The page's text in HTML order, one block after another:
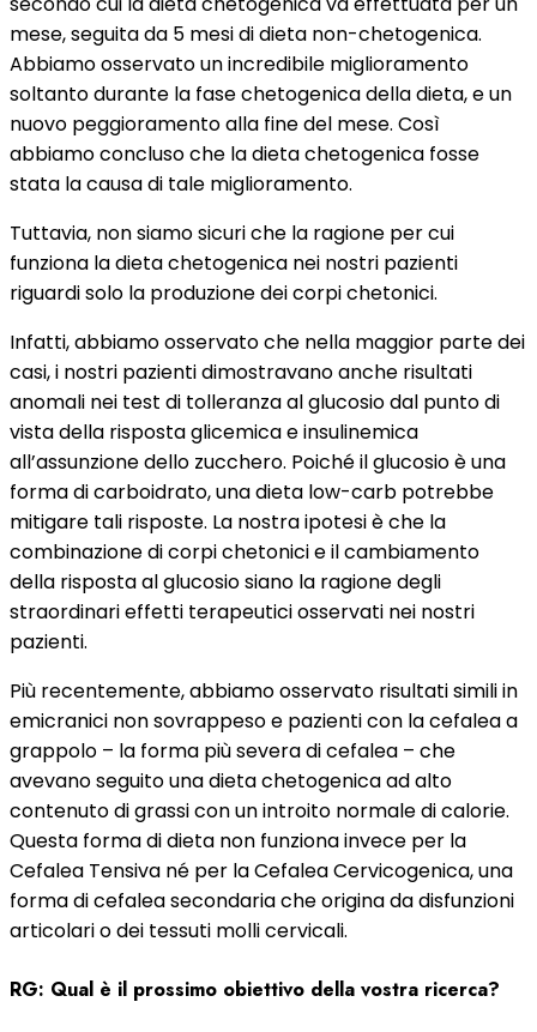
mese, seguita da 5 mesi di dieta non-chetogenica.
Abbiamo osservato un incredibile miglioramento
soltanto durante la fase chetogenica della dieta, e un
nuovo peggioramento alla fine del mese. Così
abbiamo concluso che la dieta chetogenica fosse
stata la causa di tale miglioramento.
Tuttavia, non siamo sicuri che la ragione per cui
funziona la dieta chetogenica nei nostri pazienti
riguardi solo la produzione dei corpi chetonici.
Infatti, abbiamo osservato che nella maggior parte dei
casi, i nostri pazienti dimostravano anche risultati
anomali nei test di tolleranza al glucosio dal punto di
vista della risposta glicemica e insulinemica
all’assunzione dello zucchero. Poiché il glucosio è una
forma di carboidrato, una dieta low-carb potrebbe
mitigare tali risposte. La nostra ipotesi è che la
combinazione di corpi chetonici e il cambiamento
della risposta al glucosio siano la ragione degli
straordinari effetti terapeutici osservati nei nostri
pazienti.
Più recentemente, abbiamo osservato risultati simili in
emicranici non sovrappeso e pazienti con la cefalea a
grappolo – la forma più severa di cefalea – che
avevano seguito una dieta chetogenica ad alto
contenuto di grassi con un introito normale di calorie.
Questa forma di dieta non funziona invece per la
Cefalea Tensiva né per la Cefalea Cervicogenica, una
forma di cefalea secondaria che origina da disfunzioni
articolari o dei tessuti molli cervicali.
RG: Qual è il prossimo obiettivo della vostra ricerca?